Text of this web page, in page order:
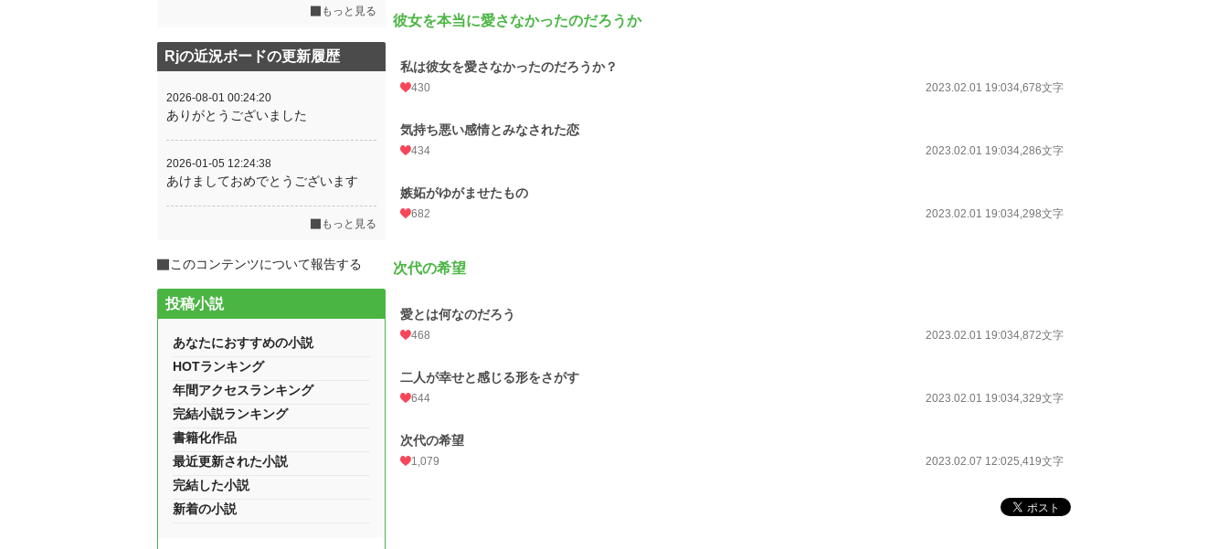
彼女を本当に愛さなかったのだろうか
私は彼女を愛さなかったのだろうか？
430 2023.02.01 19:034,678文字
気持ち悪い感情とみなされた恋
434 2023.02.01 19:034,286文字
嫉妬がゆがませたもの
682 2023.02.01 19:034,298文字
次代の希望
愛とは何なのだろう
468 2023.02.01 19:034,872文字
二人が幸せと感じる形をさがす
644 2023.02.01 19:034,329文字
次代の希望
1,079 2023.02.07 12:025,419文字
もっと見る
Rjの近況ボードの更新履歴
2026-08-01 00:24:20
ありがとうございました
2026-01-05 12:24:38
あけましておめでとうございます
もっと見る
このコンテンツについて報告する
投稿小説
あなたにおすすめの小説
HOTランキング
年間アクセスランキング
完結小説ランキング
書籍化作品
最近更新された小説
完結した小説
新着の小説